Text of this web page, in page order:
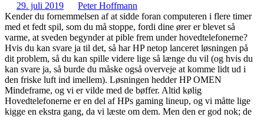
29. juli 2019
Peter Hoffmann
Kender du fornemmelsen af at sidde foran computeren i flere timer
med et fedt spil, som du må stoppe, fordi dine ører er blevet så
varme, at sveden begynder at pible frem under hovedtelefonerne?
Hvis du kan svare ja til det, så har HP netop lanceret løsningen på
dit problem, så du kan spille videre lige så længe du vil (og hvis du
kan svare ja, så burde du måske også overveje at komme lidt ud i
den friske luft ind imellem). Løsningen hedder HP OMEN
Mindeframe, og vi er vilde med de bøffer. Altid kølig
Hovedtelefonerne er en del af HPs gaming lineup, og vi måtte lige
kigge en ekstra gang, da vi læste om dem. Men den er god nok; de